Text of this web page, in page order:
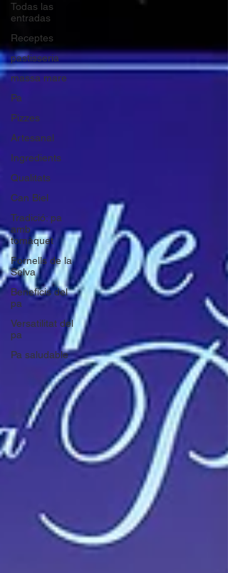
Todas las
entradas
Receptes
pastisseria
massa mare
Pa
Pizzes
Artesanal
Ingredients
Qualitats
Can Biel
Tradició: pa
amb
tomàquet
Fornells de la
Selva
Beneficis del
pa
Versatilitat del
pa
Pa saludable